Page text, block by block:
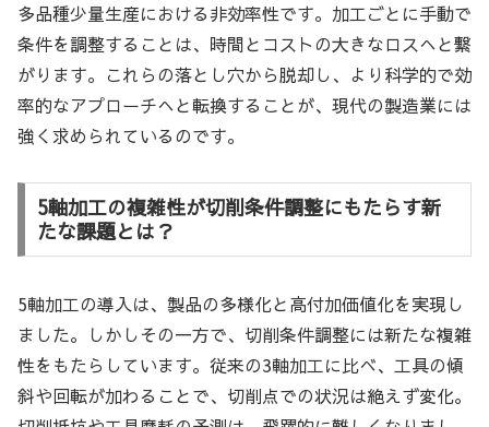
多品種少量生産における非効率性です。加工ごとに手動で
条件を調整することは、時間とコストの大きなロスへと繋
がります。これらの落とし穴から脱却し、より科学的で効
率的なアプローチへと転換することが、現代の製造業には
強く求められているのです。
5軸加工の複雑性が切削条件調整にもたらす新
たな課題とは？
5軸加工の導入は、製品の多様化と高付加価値化を実現し
ました。しかしその一方で、切削条件調整には新たな複雑
性をもたらしています。従来の3軸加工に比べ、工具の傾
斜や回転が加わることで、切削点での状況は絶えず変化。